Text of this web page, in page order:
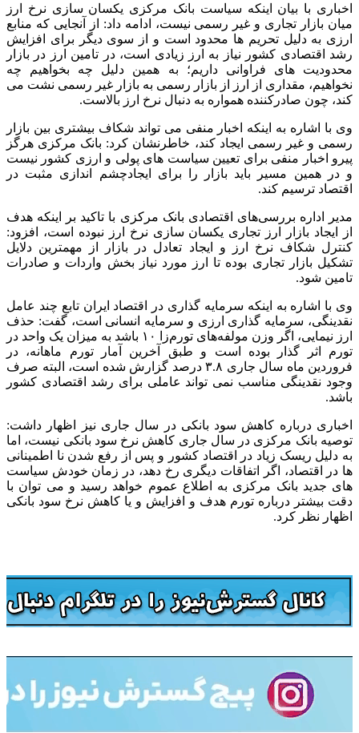
اخباری با بیان اینکه سیاست بانک مرکزی یکسان سازی نرخ ارز
میان بازار تجاری و غیر رسمی نیست، ادامه داد: از آنجایی که منابع
ارزی به دلیل تحریم ها محدود است و از سوی دیگر برای افزایش
رشد اقتصادی کشور نیاز به ارز زیادی است، در تامین ارز در بازار
محدودیت های فراوانی داریم؛ به همین دلیل چه بخواهیم چه
نخواهیم، مقداری از ارز از بازار رسمی به بازار غیر رسمی نشت می
کند، چون صادرکننده همواره به دنبال نرخ ارز بالاست.
وی با اشاره به اینکه اخبار منفی می تواند شکاف بیشتری بین بازار
رسمی و غیر رسمی ایجاد کند، خاطرنشان کرد: بانک مرکزی هرگز
پیرو اخبار منفی برای تعیین سیاست های پولی و ارزی کشور نیست
و در همین مسیر باید بازار را برای ایجادچشم اندازی مثبت در
اقتصاد ترسیم کند.
مدیر اداره بررسی‌های اقتصادی بانک مرکزی با تاکید بر اینکه هدف
از ایجاد بازار ارز تجاری یکسان سازی نرخ ارز نبوده است، افزود:
کنترل شکاف نرخ ارز و ایجاد تعادل در بازار از مهمترین دلایل
تشکیل بازار تجاری بوده تا ارز مورد نیاز بخش واردات و صادرات
تامین شود.
وی با اشاره به اینکه سرمایه گذاری در اقتصاد ایران تابع چند عامل
نقدینگی، سرمایه گذاری ارزی و سرمایه انسانی است، گفت: حذف
ارز نیمایی، اگر وزن مولفه‌های تورم‌زا ۱۰ باشد به میزان یک واحد در
تورم اثر گذار بوده است و طبق آخرین آمار تورم ماهانه، در
فروردین ماه سال جاری ۳.۸ درصد گزارش شده است، البته صرف
وجود نقدینگی مناسب نمی تواند عاملی برای رشد اقتصادی کشور
باشد.
اخباری درباره کاهش سود بانکی در سال جاری نیز اظهار داشت:
توصیه بانک مرکزی در سال جاری کاهش نرخ سود بانکی نیست، اما
به دلیل ریسک زیاد در اقتصاد کشور و پس از رفع شدن نا اطمینانی
ها در اقتصاد، اگر اتفاقات دیگری رخ دهد، در زمان خودش سیاست
های جدید بانک مرکزی به اطلاع عموم خواهد رسید و می توان با
دقت بیشتر درباره تورم هدف و افزایش و یا کاهش نرخ سود بانکی
اظهار نظر کرد.